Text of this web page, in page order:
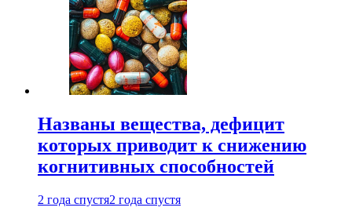
Названы вещества, дефицит
которых приводит к снижению
когнитивных способностей
2 года спустя2 года спустя